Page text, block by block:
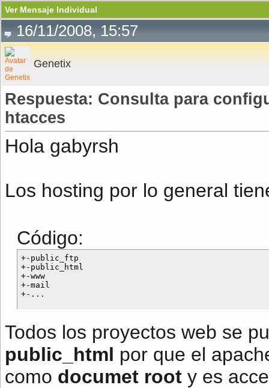
Ver Mensaje Individual
16/11/2008, 15:57
Genetix
Respuesta: Consulta para
htacces
Hola gabyrsh
Los hosting por lo general
Código:
+-public_ftp
+-public_html
+-www
+-mail
Todos los proyectos web se
public_html por que el
como documet root y es